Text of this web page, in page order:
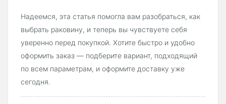
Надеемся, эта статья помогла вам разобраться, как
выбрать раковину, и теперь вы чувствуете себя
уверенно перед покупкой. Хотите быстро и удобно
оформить заказ — подберите вариант, подходящий
по всем параметрам, и оформите доставку уже
сегодня.